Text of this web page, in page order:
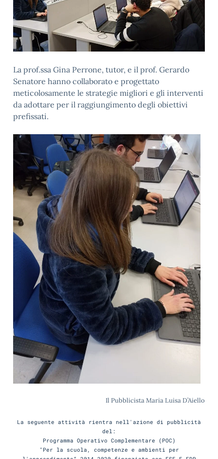
La prof.ssa Gina Perrone, tutor, e il prof. Gerardo
Senatore hanno collaborato e progettato
meticolosamente le strategie migliori e gli interventi
da adottare per il raggiungimento degli obiettivi
prefissati.
Il Pubblicista Maria Luisa D’Aiello
La seguente attività rientra nell'azione di pubblicità
del:
Programma Operativo Complementare (POC)
"Per la scuola, competenze e ambienti per